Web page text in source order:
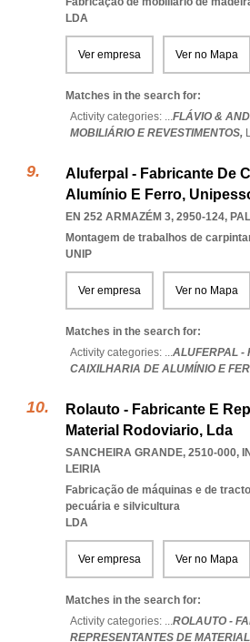
LDA
Ver empresa Ver no Mapa
Matches in the search for:
Activity categories: ...FLÁVIO &
MOBILIÁRIO E REVESTIMENTOS,
Aluferpal - Fabricante De
Alumínio E Ferro,
EN 252 ARMAZÉM 3, 2950-124,
Montagem de trabalhos de
UNIP
Ver empresa Ver no Mapa
Matches in the search for:
Activity categories: ...ALUFERPAL -
CAIXILHARIA DE ALUMÍNIO E
Rolauto - Fabricante E
Material Rodoviario, Lda
SANCHEIRA GRANDE, 2510-000,
LEIRIA
Fabricação de máquinas e de
pecuária e silvicultura
LDA
Ver empresa Ver no Mapa
Matches in the search for:
Activity categories: ...ROLAUTO -
REPRESENTANTES DE